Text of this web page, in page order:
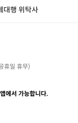
대행 위탁사
휴일 휴무)
에서 가능합니다.